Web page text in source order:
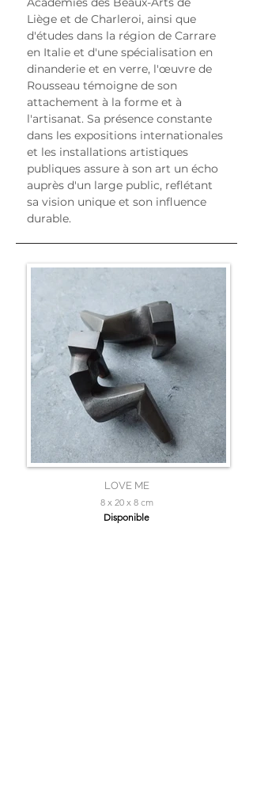
Liège et de Charleroi, ainsi que
d'études dans la région de Carrare
en Italie et d'une spécialisation en
dinanderie et en verre, l'œuvre de
Rousseau témoigne de son
attachement à la forme et à
l'artisanat. Sa présence constante
dans les expositions internationales
et les installations artistiques
publiques assure à son art un écho
auprès d'un large public, reflétant
sa vision unique et son influence
durable.
LOVE ME
8 x 20 x 8 cm
Disponible